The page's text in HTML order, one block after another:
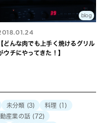
blog
【どんな肉でも上手く焼けるグリル
ウチにやってきた！】
未分類 (3) 料理 (1)
産業の話 (72)